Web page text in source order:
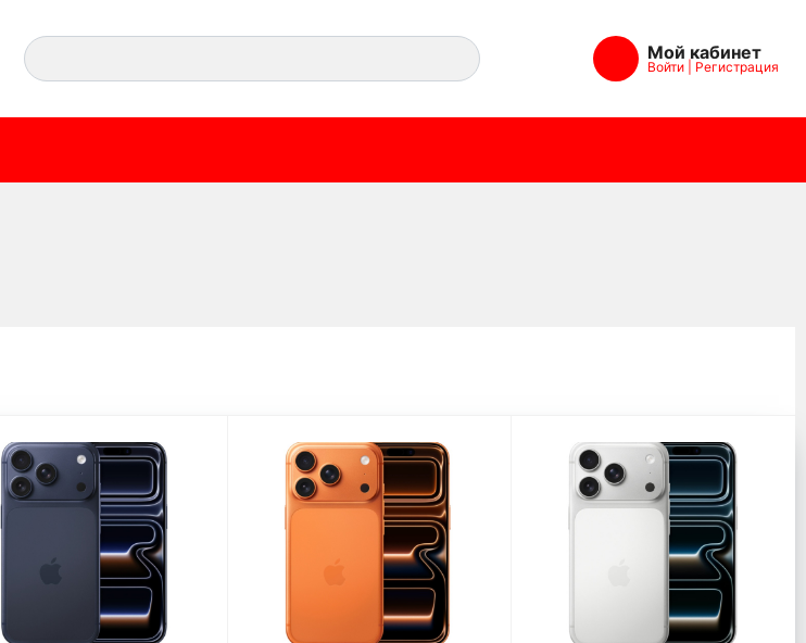
Мой кабинет
Войти Регистрация